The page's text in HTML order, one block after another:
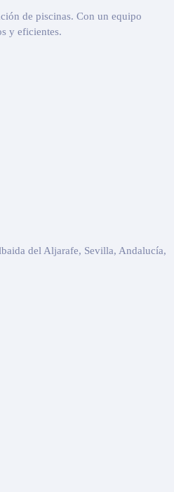
de piscinas. Con un equipo
y eficientes.
del Aljarafe, Sevilla, Andalucía,